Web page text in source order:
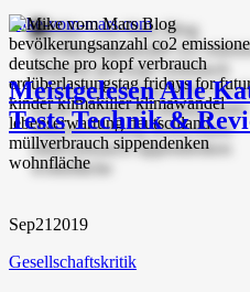
mike-vom-mars.com
MeistgelesenAlle
Tests Technik &
Sep21 2019
Gesellschaftskritik